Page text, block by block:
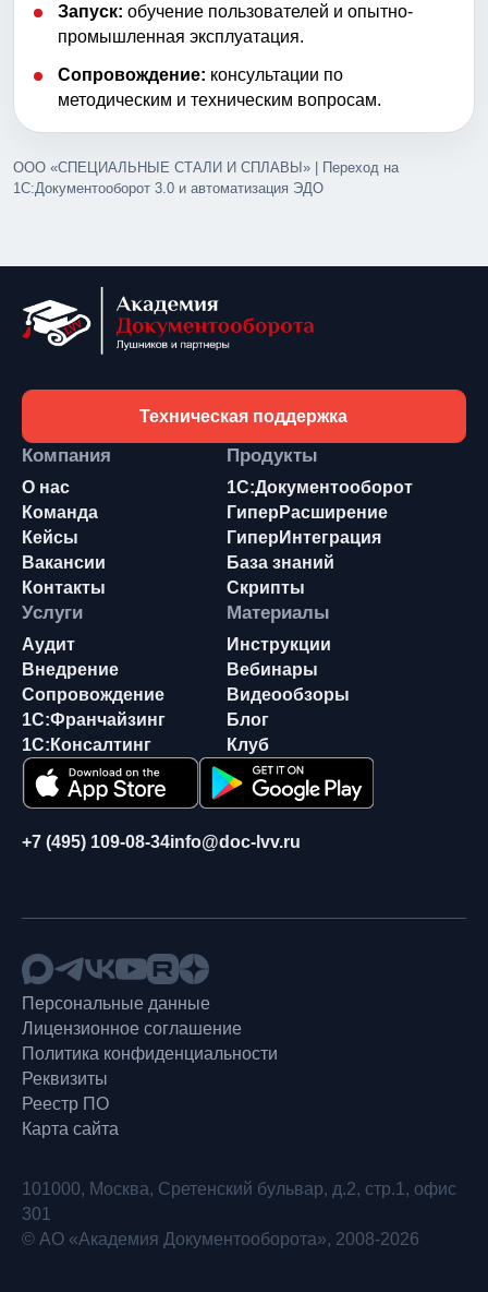
Запуск: обучение пользователей и опытно-
промышленная эксплуатация.
Сопровождение: консультации по
методическим и техническим вопросам.
ООО «СПЕЦИАЛЬНЫЕ СТАЛИ И СПЛАВЫ» | Переход на
1С:Документооборот 3.0 и автоматизация ЭДО
Техническая поддержка
Компания
О нас
Команда
Кейсы
Вакансии
Контакты
Продукты
1С:Документооборот
ГиперРасширение
ГиперИнтеграция
База знаний
Скрипты
Услуги
Аудит
Внедрение
Сопровождение
1С:Франчайзинг
1С:Консалтинг
Материалы
Инструкции
Вебинары
Видеообзоры
Блог
Клуб
+7 (495) 109-08-34info@doc-lvv.ru
Персональные данные
Лицензионное соглашение
Политика конфиденциальности
Реквизиты
Реестр ПО
Карта сайта
101000, Москва, Сретенский бульвар, д.2, стр.1, офис
301
© АО «Академия Документооборота», 2008-2026